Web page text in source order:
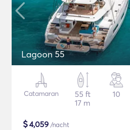
Lagoon 55
Catamaran
55 ft
17 m
10
$4,059 /nacht